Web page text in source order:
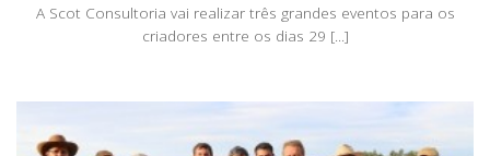
A Scot Consultoria vai realizar três grandes eventos para os
criadores entre os dias 29 [...]